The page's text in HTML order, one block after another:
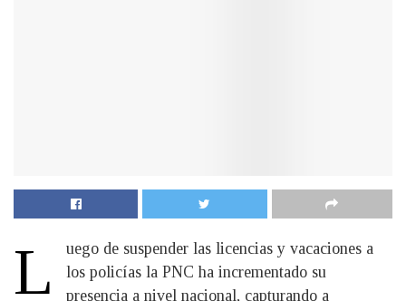
L
uego de suspender las licencias y vacaciones a
los policías la PNC ha incrementado su
presencia a nivel nacional, capturando a